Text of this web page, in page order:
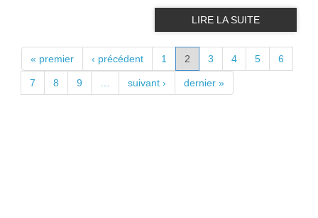
LIRE LA SUITE
PAGES
« premier ‹ précédent 1 2 3 4 5 6
7 8 9 suivant › dernier »